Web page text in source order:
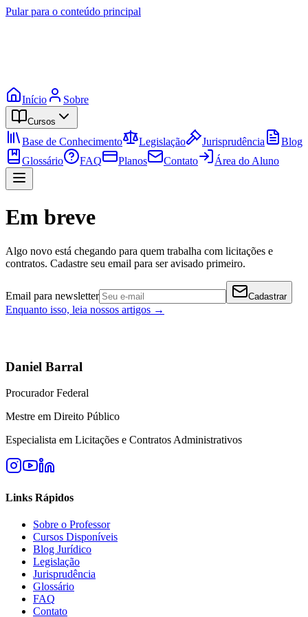
Pular para o conteúdo principal
Início Sobre
Cursos
Base de Conhecimento Legislação Jurisprudência
Blog
Glossário
FAQ Planos Contato Área do Aluno
Em breve
Algo novo está chegando para quem trabalha com licitações e
contratos. Cadastre seu email para ser avisado primeiro.
Email para newsletter Cadastrar
Enquanto isso, leia nossos artigos →
Daniel Barral
Procurador Federal
Mestre em Direito Público
Especialista em Licitações e Contratos Administrativos
Links Rápidos
Sobre o Professor
Cursos Disponíveis
Blog Jurídico
Legislação
Jurisprudência
Glossário
FAQ
Contato